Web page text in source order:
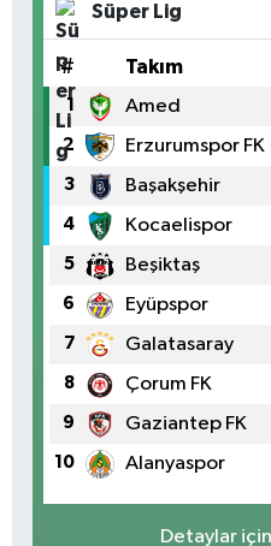
Süper Lig
# Takım
1 Amed
2 Erzurumspor FK
3 Başakşehir
4 Kocaelispor
5 Beşiktaş
6 Eyüpspor
7 Galatasaray
8 Çorum FK
9 Gaziantep FK
10 Alanyaspor
Detaylar için